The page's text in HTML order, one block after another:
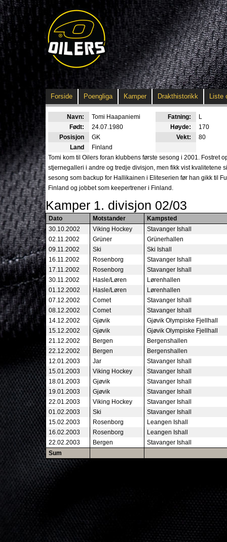
Forside Poengliga Kamper Drakthistorikk Liste
Navn: Tomi Haapaniemi Fatning:
L
Født:
24.07.1980 Høyde:
170
Posisjon
GK Vekt:
80
Land
Finland
Tomi kom til Oilers foran klubbens første sesong i 2001. Fostret
stjernegalleri i andre og tredje divisjon, men fikk vist kvalitetene
sesong som backup for Hallikainen i Eliteserien før han gikk til
Finland og jobbet som keepertrener i Finland.
Kamper 1. divisjon 02/03
Dato Motstander
Kampsted
30.10.2002
Viking Hockey
Stavanger Ishall
02.11.2002
Grüner
Grünerhallen
09.11.2002
Ski
Ski Ishall
16.11.2002
Rosenborg
Stavanger Ishall
17.11.2002
Rosenborg
Stavanger Ishall
30.11.2002
Hasle/Løren
Lørenhallen
01.12.2002
Hasle/Løren
Lørenhallen
07.12.2002
Comet
Stavanger Ishall
08.12.2002
Comet
Stavanger Ishall
14.12.2002
Gjøvik
Gjøvik Olympiske Fjellhall
15.12.2002
Gjøvik
Gjøvik Olympiske Fjellhall
21.12.2002
Bergen
Bergenshallen
22.12.2002
Bergen
Bergenshallen
12.01.2003
Jar
Stavanger Ishall
15.01.2003
Viking Hockey
Stavanger Ishall
18.01.2003
Gjøvik
Stavanger Ishall
19.01.2003
Gjøvik
Stavanger Ishall
22.01.2003
Viking Hockey
Stavanger Ishall
01.02.2003
Ski
Stavanger Ishall
15.02.2003
Rosenborg
Leangen Ishall
16.02.2003
Rosenborg
Leangen Ishall
22.02.2003
Bergen
Stavanger Ishall
Sum